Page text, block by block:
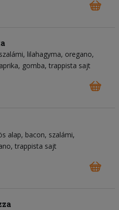
szalámi lilahagyma oregano
gomba trappista sajt
alap bacon szalámi
trappista sajt